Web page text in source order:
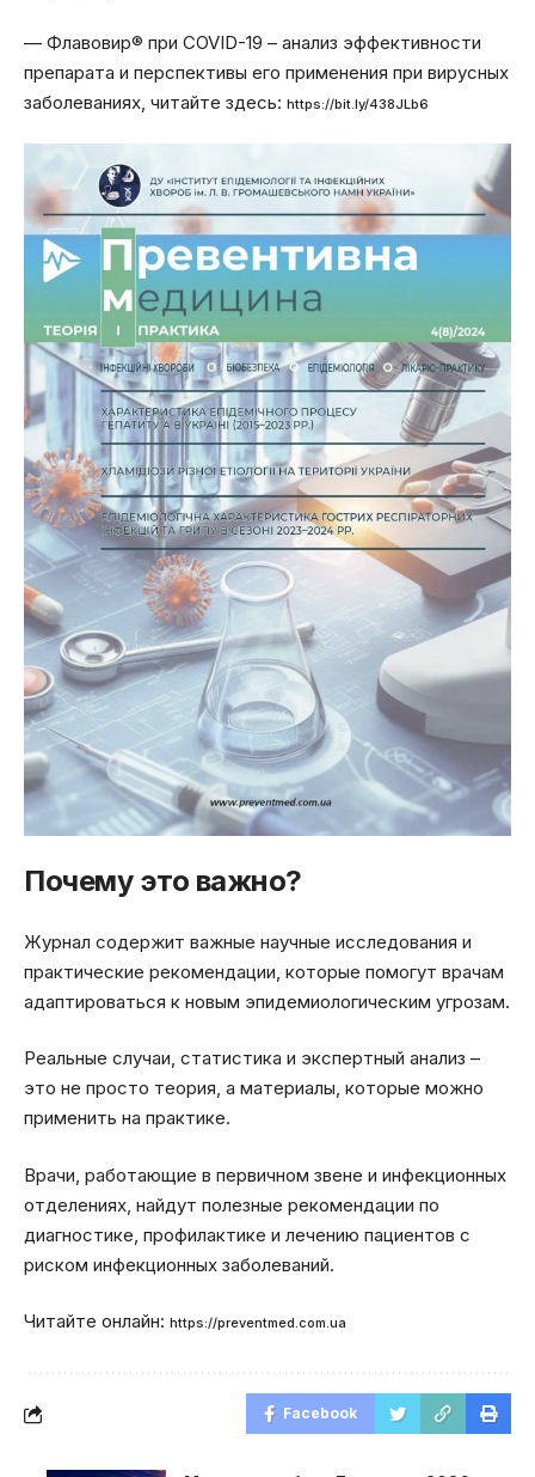
— Флавовир® при COVID-19 – анализ эффективности
препарата и перспективы его применения при вирусных
заболеваниях, читайте здесь: https://bit.ly/438JLb6
Почему это важно?
Журнал содержит важные научные исследования и
практические рекомендации, которые помогут врачам
адаптироваться к новым эпидемиологическим угрозам.
Реальные случаи, статистика и экспертный анализ –
это не просто теория, а материалы, которые можно
применить на практике.
Врачи, работающие в первичном звене и инфекционных
отделениях, найдут полезные рекомендации по
диагностике, профилактике и лечению пациентов с
риском инфекционных заболеваний.
Читайте онлайн: https://preventmed.com.ua
Facebook